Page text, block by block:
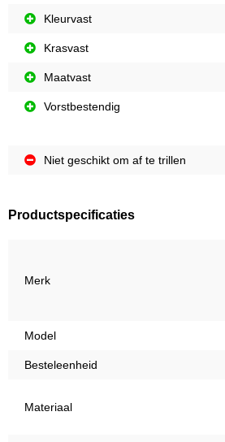
Kleurvast
Krasvast
Maatvast
Vorstbestendig
Niet geschikt om af te trillen
Productspecificaties
Merk
Model
Besteleenheid
Materiaal